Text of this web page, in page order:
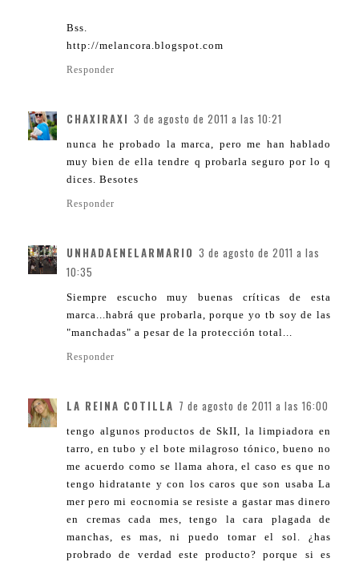
Bss.
http://melancora.blogspot.com
Responder
CHAXIRAXI 3 de agosto de 2011 a las 10:21
nunca he probado la marca, pero me han hablado
muy bien de ella tendre q probarla seguro por lo q
dices. Besotes
Responder
UNHADAENELARMARIO 3 de agosto de 2011 a las
10:35
Siempre escucho muy buenas críticas de esta
marca...habrá que probarla, porque yo tb soy de las
"manchadas" a pesar de la protección total...
Responder
LA REINA COTILLA 7 de agosto de 2011 a las 16:00
tengo algunos productos de SkII, la limpiadora en
tarro, en tubo y el bote milagroso tónico, bueno no
me acuerdo como se llama ahora, el caso es que no
tengo hidratante y con los caros que son usaba La
mer pero mi eocnomia se resiste a gastar mas dinero
en cremas cada mes, tengo la cara plagada de
manchas, es mas, ni puedo tomar el sol. ¿has
probrado de verdad este producto? porque si es